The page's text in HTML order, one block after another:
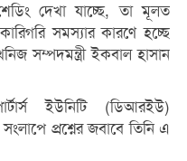
দেখা যাচ্ছে, তা মূলত
সমস্যার কারণে হচ্ছে
সম্পদমন্ত্রী ইকবাল হাসান
ইউনিটি (ডিআরইউ)
প্রশ্নের জবাবে তিনি এ